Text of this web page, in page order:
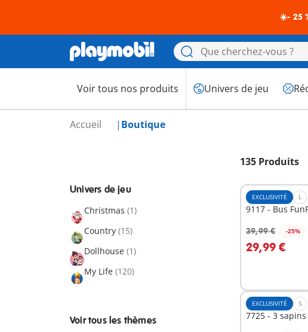
☀️- 25
Voir tous nos produits Univers de jeu
Accueil Boutique
135 Produits
Univers de jeu
Christmas (1)
Country (15)
Dollhouse (1)
My Life (120)
Voir tous les thèmes
EXCLUSIVITÉ L
9117 - Bus
39,99 € -25%
29,99 €
EXCLUSIVITÉ S
7725 - 3 sapins